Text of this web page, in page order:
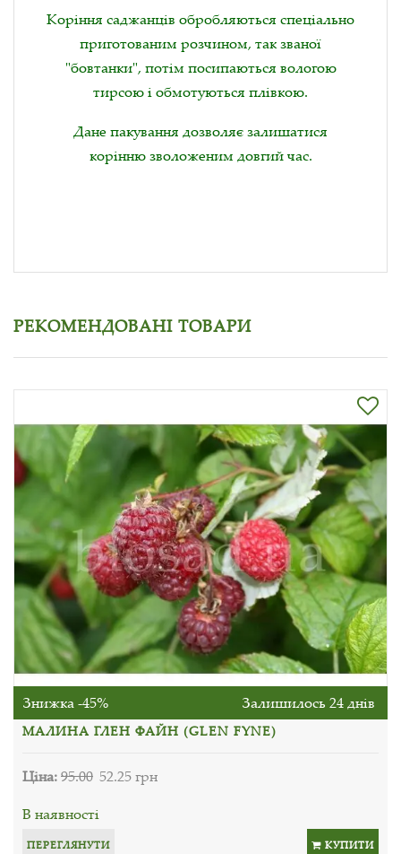
Коріння саджанців обробляються спеціально
приготованим розчином, так званої
"бовтанки", потім посипаються вологою
тирсою і обмотуються плівкою.
Дане пакування дозволяє залишатися
корінню зволоженим довгий час.
РЕКОМЕНДОВАНІ ТОВАРИ
Знижка -45% Залишилось 24 днів
МАЛИНА ГЛЕН ФАЙН (GLEN FYNE)
Ціна:95.00 52.25 грн
В наявності
ПЕРЕГЛЯНУТИ КУПИТИ